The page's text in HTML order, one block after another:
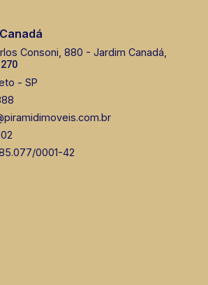
Consoni, 880 - Jardim Canadá,
- SP
0001-42